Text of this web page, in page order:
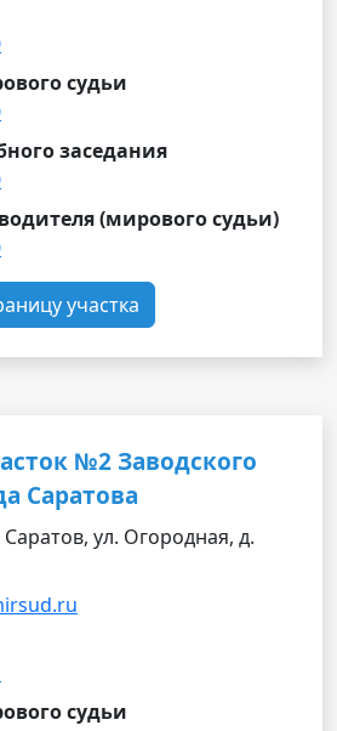
судьи
заседания
(мирового судьи)
участка
№2 Заводского
Саратова
Саратов, ул. Огородная, д.
судьи